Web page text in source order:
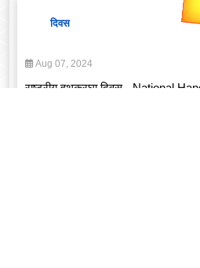
दिवस
Aug 07, 2024
राष्ट्रीय हथकरघा दिवस - National